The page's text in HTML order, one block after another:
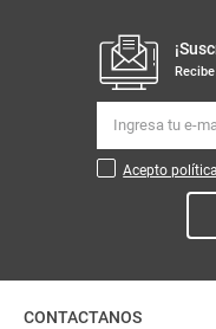
Acepto
CONTACTANOS